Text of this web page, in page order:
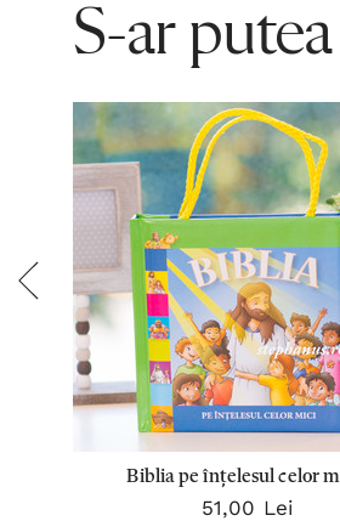
S-ar
Biblia pe înțelesul celor
Gentuță
51,00 Lei